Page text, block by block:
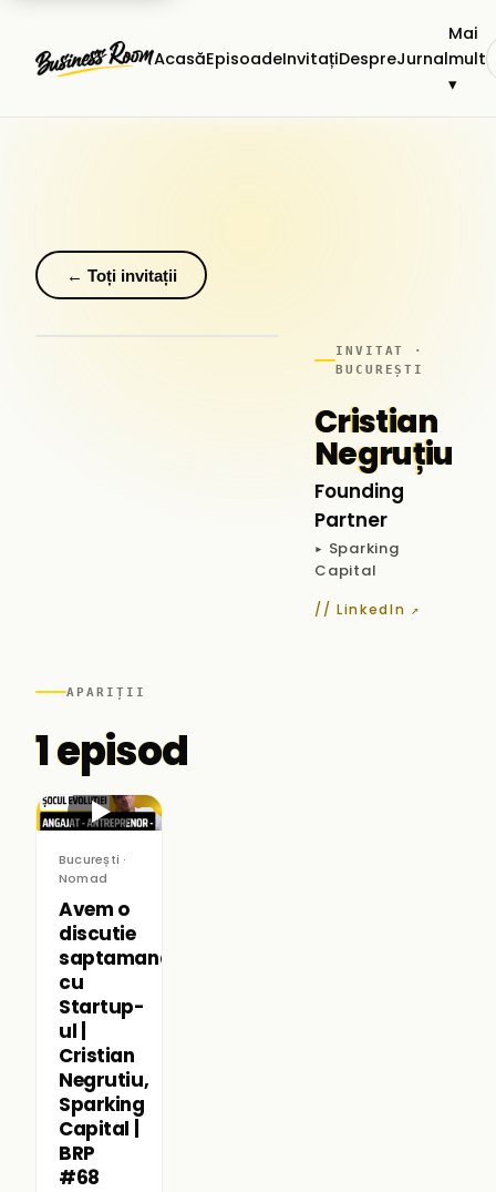
AcasăEpisoadeInvitațiDespreJurnal
Mai
mult
▾
← Toți invitații
INVITAT ·
BUCUREȘTI
Cristian
Negruțiu
Founding
Partner
▸ Sparking
Capital
// LinkedIn ↗
APARIȚII
1 episod
▶
București ·
Nomad
Avem o
discutie
saptamanala
cu
Startup-
ul |
Cristian
Negrutiu,
Sparking
Capital |
BRP
#68